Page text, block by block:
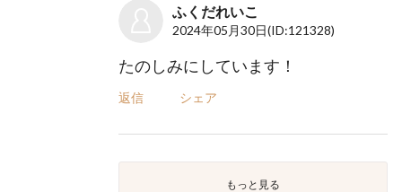
ふくだれいこ
2024年05月30日(ID:121328)
たのしみにしています！
返信 シェア
もっと見る